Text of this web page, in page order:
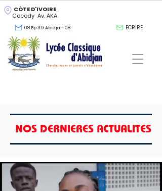
CÔTE D'IVOIRE
Cocody Av. AKA
08 Bp 39 Abidjan 08 ECRIRE
NOS DERNIERES ACTUALITES